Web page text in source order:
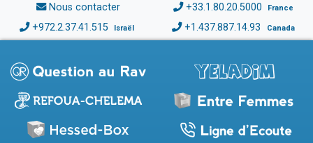
Nous contacter +33.1.80.20.5000 France
+972.2.37.41.515 Israël +1.437.887.14.93 Canada